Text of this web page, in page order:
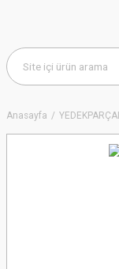
Anasayfa